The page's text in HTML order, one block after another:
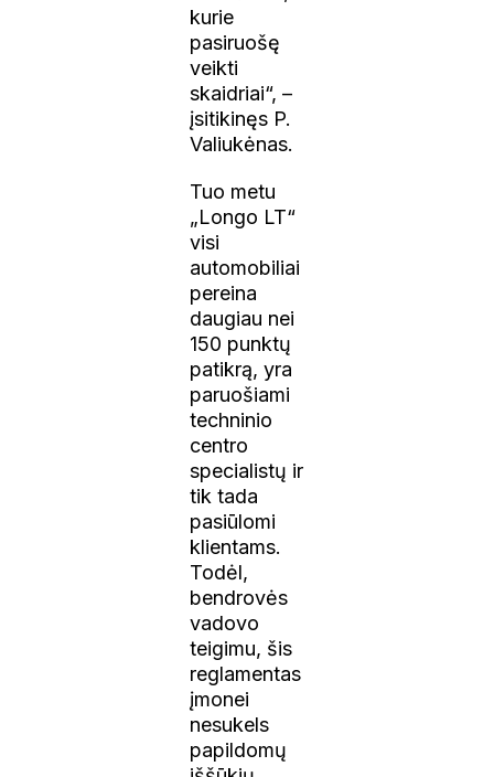
kurie
pasiruošę
veikti
skaidriai“, –
įsitikinęs P.
Valiukėnas.
Tuo metu
„Longo LT“
visi
automobiliai
pereina
daugiau nei
150 punktų
patikrą, yra
paruošiami
techninio
centro
specialistų ir
tik tada
pasiūlomi
klientams.
Todėl,
bendrovės
vadovo
teigimu, šis
reglamentas
įmonei
nesukels
papildomų